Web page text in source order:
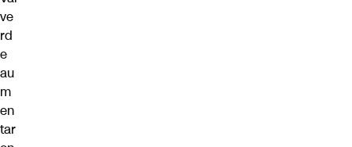
ve
rd
e
au
m
en
tar